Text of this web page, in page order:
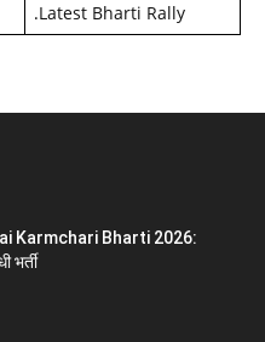
.Latest Bharti Rally
Karmchari Bharti 2026:
भर्ती